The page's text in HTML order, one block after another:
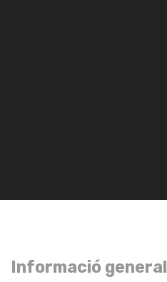
Informació general